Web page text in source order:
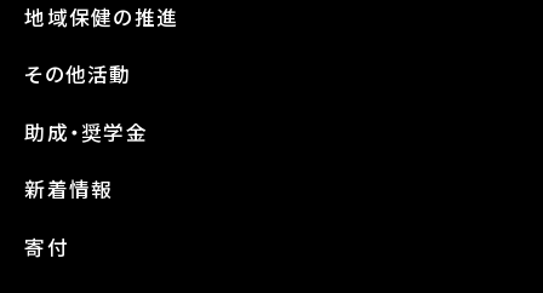
地域保健の推進
その他活動
助成・奨学金
新着情報
寄付